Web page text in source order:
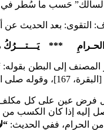
حَسب ما سُطِّر في
التقوى: بعد الحديث عن
الحـرامِ *** يَـــتـــرُكُ
إلى البطن بقوله:
[البقرة، 167]، وقوله صلى الله عليه وسلم:
عين على كل مكلف،
إليه إذا كان
من الحرام، ففي الحديث: